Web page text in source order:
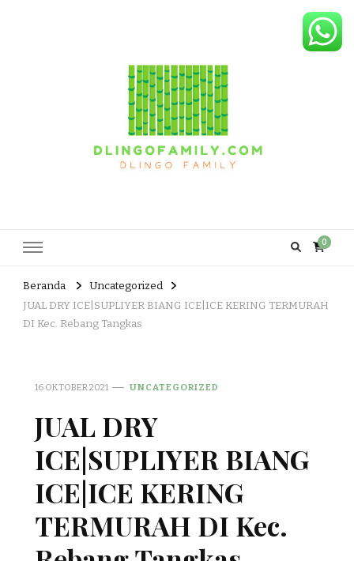
0
Beranda
Uncategorized
JUAL DRY ICE|SUPLIYER BIANG ICE|ICE KERING TERMURAH
DI Kec. Rebang Tangkas
16 OKTOBER 2021 UNCATEGORIZED
JUAL DRY
ICE|SUPLIYER BIANG
ICE|ICE KERING
TERMURAH DI Kec.